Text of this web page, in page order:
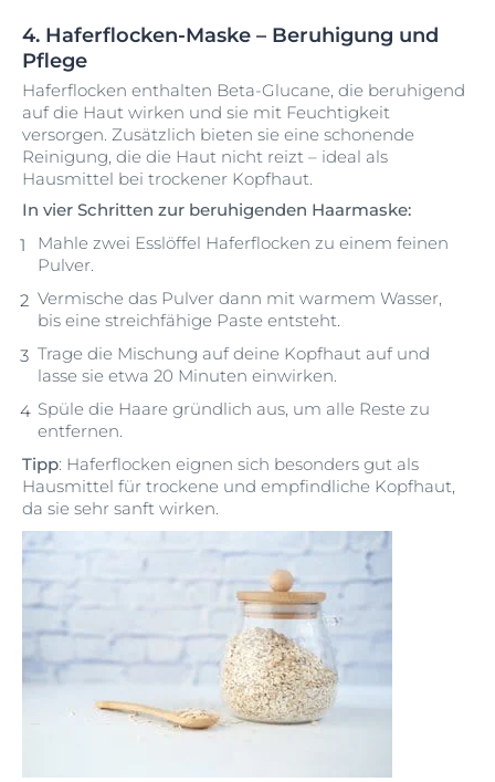
4. Haferflocken-Maske – Beruhigung und
Pflege
Haferflocken enthalten Beta-Glucane, die beruhigend
auf die Haut wirken und sie mit Feuchtigkeit
versorgen. Zusätzlich bieten sie eine schonende
Reinigung, die die Haut nicht reizt – ideal als
Hausmittel bei trockener Kopfhaut.
In vier Schritten zur beruhigenden Haarmaske:
Mahle zwei Esslöffel Haferflocken zu einem feinen
Pulver.
Vermische das Pulver dann mit warmem Wasser,
bis eine streichfähige Paste entsteht.
Trage die Mischung auf deine Kopfhaut auf und
lasse sie etwa 20 Minuten einwirken.
Spüle die Haare gründlich aus, um alle Reste zu
entfernen.
Tipp: Haferflocken eignen sich besonders gut als
Hausmittel für trockene und empfindliche Kopfhaut,
da sie sehr sanft wirken.